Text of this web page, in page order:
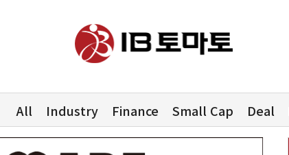
All Industry Finance Small Cap Deal